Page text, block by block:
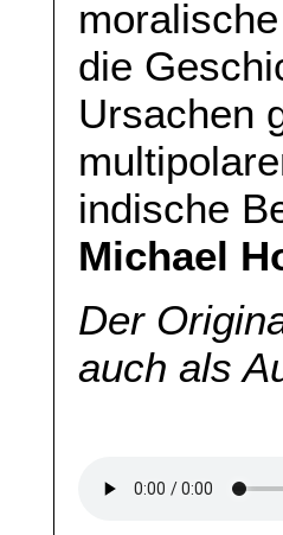
die
Ursachen
indische
Michael
Der
auch als